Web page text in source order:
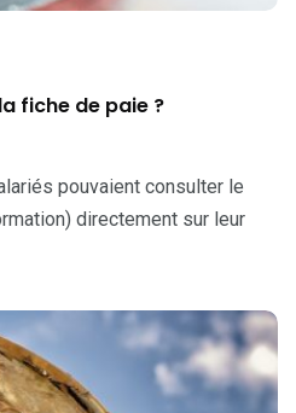
fiche de paie ?
pouvaient consulter le
directement sur leur